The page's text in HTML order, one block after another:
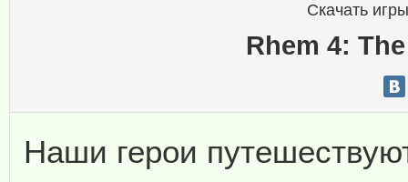
Скачать
Rhem 4:
Наши герои